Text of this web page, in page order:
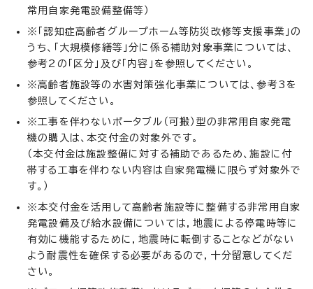
常用自家発電設備整備等）
※「認知症高齢者グループホーム等防災改修等支援事業」の
うち、「大規模修繕等」分に係る補助対象事業については、
参考2の「区分」及び「内容」を参照してください。
※高齢者施設等の水害対策強化事業については、参考3を
参照してください。
※工事を伴わないポータブル（可搬）型の非常用自家発電
機の購入は、本交付金の対象外です。
（本交付金は施設整備に対する補助であるため、施設に付
帯する工事を伴わない内容は自家発電機に限らず対象外で
す。）
※本交付金を活用して高齢者施設等に整備する非常用自家
発電設備及び給水設備については，地震による停電時等に
有効に機能するために，地震時に転倒することなどがない
よう耐震性を確保する必要があるので，十分留意してくだ
さい。